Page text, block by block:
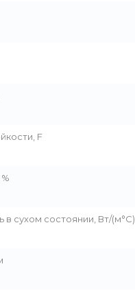
F
в сухом состоянии, Вт/(м°С)